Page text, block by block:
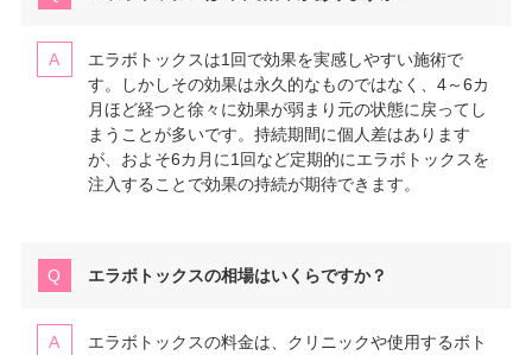
エラボトックスは1回で効果を実感しやすい施術で
す。しかしその効果は永久的なものではなく、4～6カ
月ほど経つと徐々に効果が弱まり元の状態に戻ってし
まうことが多いです。持続期間に個人差はあります
が、およそ6カ月に1回など定期的にエラボトックスを
注入することで効果の持続が期待できます。
エラボトックスの相場はいくらですか？
エラボトックスの料金は、クリニックや使用するボト